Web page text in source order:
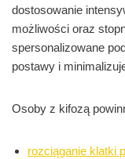
dostosowanie
możliwości oraz
spersonalizowane
postawy i
Osoby z kifozą
rozciąganie klatki